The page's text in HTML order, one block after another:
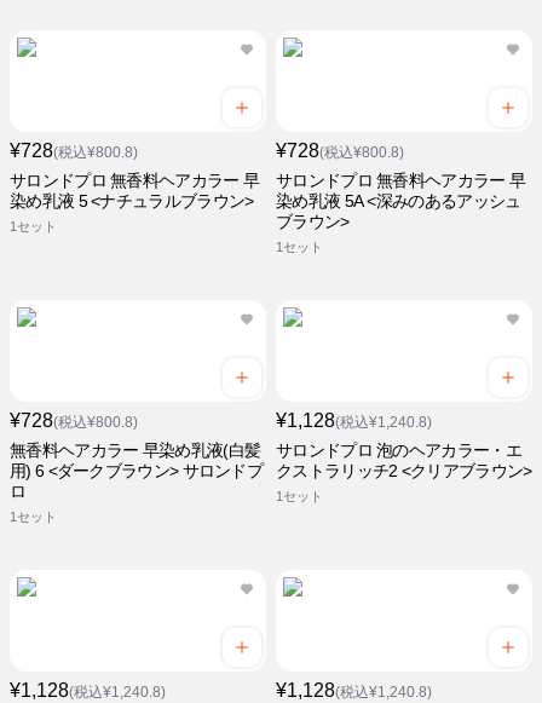
¥728(税込¥800.8)
サロンドプロ 無香料ヘアカラー 早
染め乳液 5 <ナチュラルブラウン>
1セット
¥728(税込¥800.8)
サロンドプロ 無香料ヘアカラー 早
染め乳液 5A <深みのあるアッシュ
ブラウン>
1セット
¥728(税込¥800.8)
無香料ヘアカラー 早染め乳液(白髪
用) 6 <ダークブラウン> サロンドプ
ロ
1セット
¥1,128(税込¥1,240.8)
サロンドプロ 泡のヘアカラー・エ
クストラリッチ2 <クリアブラウン>
1セット
¥1,128(税込¥1,240.8) ¥1,128(税込¥1,240.8)